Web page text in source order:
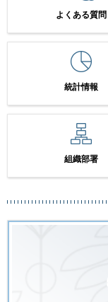
よくある質問
統計情報
組織部署